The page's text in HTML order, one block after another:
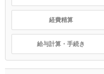
経費精算
給与計算・手続き